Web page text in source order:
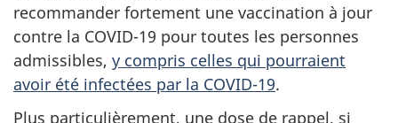
recommander fortement une vaccination à jour
contre la COVID-19 pour toutes les personnes
admissibles, y compris celles qui pourraient
avoir été infectées par la COVID-19.
Plus particulièrement, une dose de rappel, si